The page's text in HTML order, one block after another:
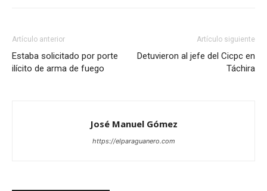
Artículo anterior
Estaba solicitado por porte
ilícito de arma de fuego
Artículo siguiente
Detuvieron al jefe del Cicpc en
Táchira
José Manuel Gómez
https://elparaguanero.com